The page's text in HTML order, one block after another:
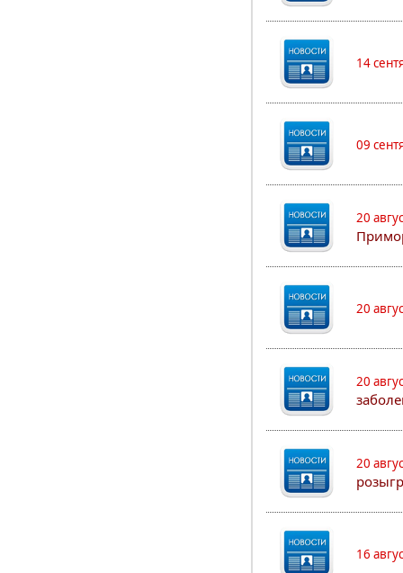
14
09
20
20
20
20
16